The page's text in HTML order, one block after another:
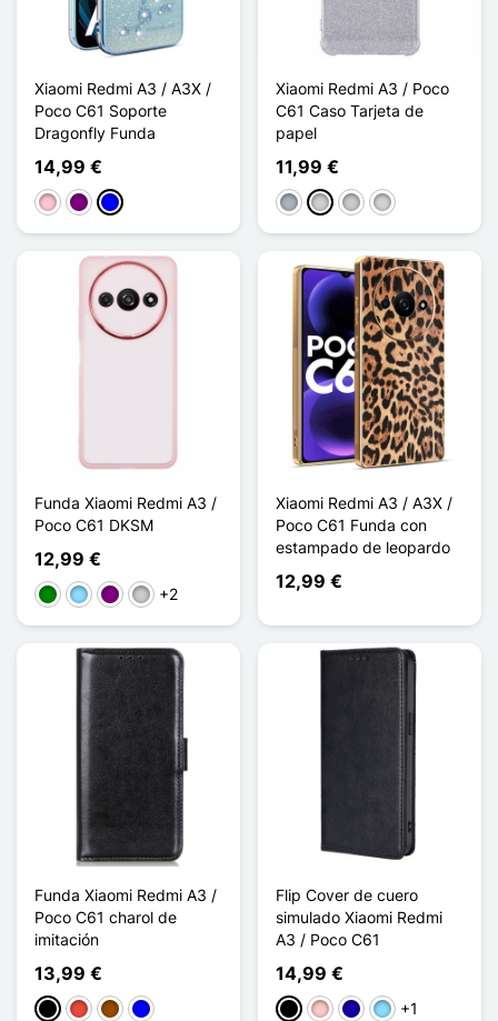
Xiaomi Redmi A3 / A3X /
Poco C61 Soporte
Dragonfly Funda
14,99 €
RosaPúrpura
Azul
Xiaomi Redmi A3 / Poco
C61 Caso Tarjeta de
papel
11,99 €
Gris PlataTransparente
Gris clair
Funda Xiaomi Redmi A3 /
Poco C61 DKSM
12,99 €
VerdeAzul claro
PúrpuraTransparente
+2
Xiaomi Redmi A3 / A3X /
Poco C61 Funda con
estampado de leopardo
12,99 €
Funda Xiaomi Redmi A3 /
Poco C61 charol de
imitación
13,99 €
NegroRojoMarrón
Azul
Flip Cover de cuero
simulado Xiaomi Redmi
A3 / Poco C61
14,99 €
NegroRosaAzul oscuro
Azul claro
+1